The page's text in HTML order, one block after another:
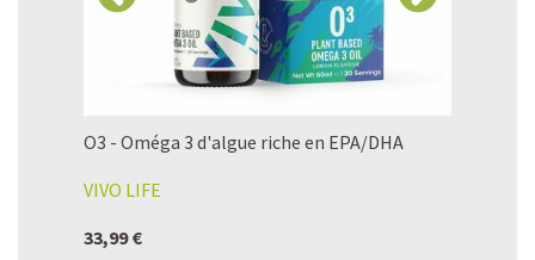
O3 - Oméga 3 d'algue riche en EPA/DHA
VIVO LIFE
33,99 €